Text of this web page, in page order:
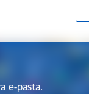
e-pastā.